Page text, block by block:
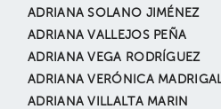
ADRIANA SOLANO JIMÉNEZ
ADRIANA VALLEJOS PEÑA
ADRIANA VEGA RODRÍGUEZ
ADRIANA VERÓNICA
ADRIANA VILLALTA MARIN